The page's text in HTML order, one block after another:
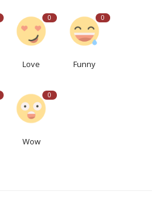
0
Love
0
Funny
0
Wow